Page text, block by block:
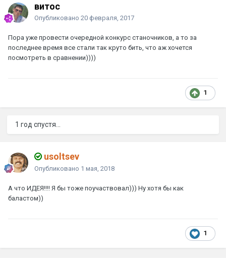
витос
Опубликовано 20 февраля, 2017
Пора уже провести очередной конкурс станочников, а то за
последнее время все стали так круто бить, что аж хочется
посмотреть в сравнении))))
1
1 год спустя...
usoltsev
Опубликовано 1 мая, 2018
А что ИДЕЯ!!!! Я бы тоже поучаствовал))) Ну хотя бы как
баластом))
1